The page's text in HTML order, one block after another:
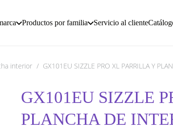
Productos por familia Servicio al cliente
interior / GX101EU SIZZLE PRO XL PARRILLA Y
GX101EU SIZZLE
PLANCHA DE